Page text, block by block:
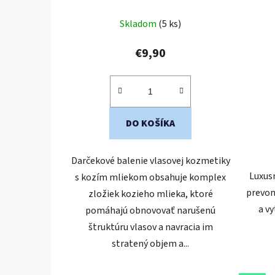
Skladom (5 ks)
€9,90
DO KOŠÍKA
Darčekové balenie vlasovej kozmetiky
s kozím mliekom obsahuje komplex
zložiek kozieho mlieka, ktoré
pomáhajú obnovovať narušenú
štruktúru vlasov a navracia im
stratený objem a...
a